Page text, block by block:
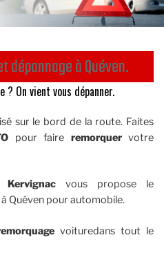
dépannage à Quéven.​
? On vient vous dépanner.
sur le bord de la route. Faites
pour faire remorquervotre
Kervignac vous propose le
à Quéven pour automobile.
voituredans tout le